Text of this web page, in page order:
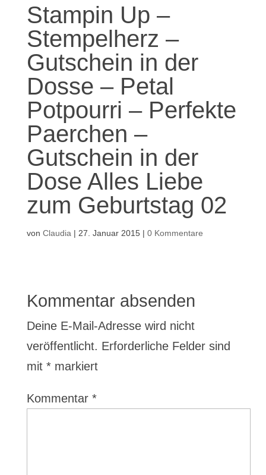
Stampin Up –
Stempelherz –
Gutschein in der
Dosse – Petal
Potpourri – Perfekte
Paerchen –
Gutschein in der
Dose Alles Liebe
zum Geburtstag 02
von Claudia | 27. Januar 2015| 0 Kommentare
Kommentar absenden
Deine E-Mail-Adresse wird nicht
veröffentlicht. Erforderliche Felder sind
mit *markiert
Kommentar *